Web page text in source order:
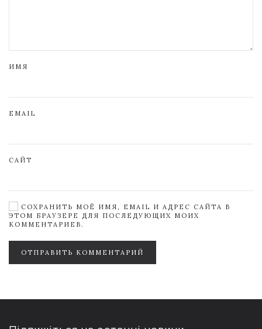
ИМЯ
EMAIL
САЙТ
СОХРАНИТЬ МОЁ ИМЯ, EMAIL И АДРЕС САЙТА В
ЭТОМ БРАУЗЕРЕ ДЛЯ ПОСЛЕДУЮЩИХ МОИХ
КОММЕНТАРИЕВ.
ОТПРАВИТЬ КОММЕНТАРИЙ